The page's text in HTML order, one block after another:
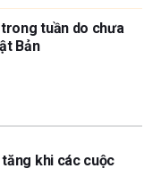
tuần do chưa
Bản
khi các cuộc